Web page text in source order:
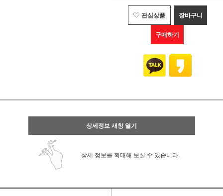
관심상품 장바구니
구매하기
상세정보 새창 열기
상세 정보를 확대해 보실 수 있습니다.